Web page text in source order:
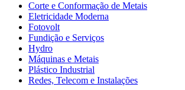
Corte e Conformação de Metais
Eletricidade Moderna
Fotovolt
Fundição e Serviços
Hydro
Máquinas e Metais
Plástico Industrial
Redes, Telecom e Instalações